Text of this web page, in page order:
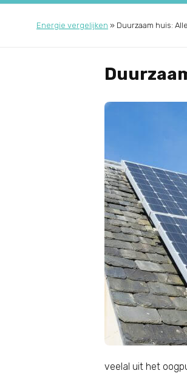
Energie vergelijken » Duurzaam huis:
veelal uit het